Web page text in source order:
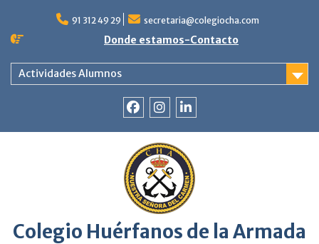
contenido
91 312 49 29 secretaria@colegiocha.com
Donde estamos-Contacto
Actividades Alumnos
Colegio Huérfanos de la Armada